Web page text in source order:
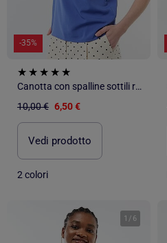
-35%
Canotta con spalline sottili regolabili e collo in pizzo
10,00 € 6,50 €
Vedi prodotto
2 colori
1 / 6